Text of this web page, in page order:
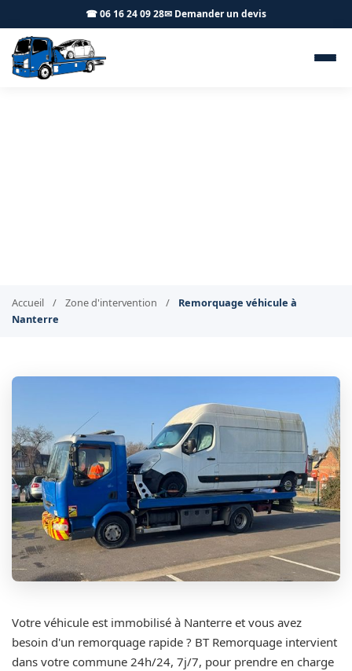
☎ 06 16 24 09 28✉ Demander un devis
Accueil / Zone d'intervention /
Remorquage véhicule à
Nanterre
Votre véhicule est immobilisé à Nanterre et vous avez
besoin d'un remorquage rapide ? BT Remorquage intervient
dans votre commune 24h/24, 7j/7, pour prendre en charge